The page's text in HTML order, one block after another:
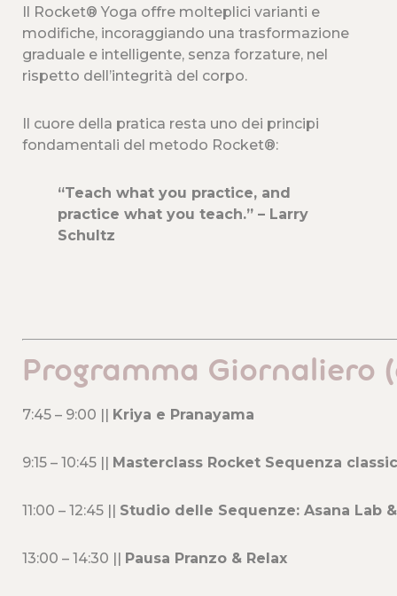
Il Rocket® Yoga offre molteplici varianti e
modifiche, incoraggiando una trasformazione
graduale e intelligente, senza forzature, nel
rispetto dell’integrità del corpo.
Il cuore della pratica resta uno dei principi
fondamentali del metodo Rocket®:
“Teach what you practice, and
practice what you teach.” – Larry
Schultz
Programma Giornaliero
7:45 – 9:00 || Kriya e Pranayama
9:15 – 10:45 || Masterclass Rocket Sequenza
11:00 – 12:45 || Studio delle Sequenze: Asana Lab
13:00 – 14:30 || Pausa Pranzo & Relax